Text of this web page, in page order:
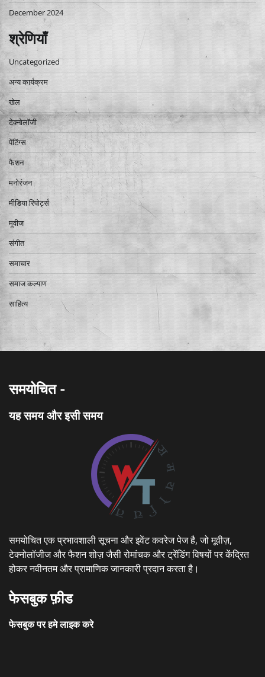
December 2024
श्रेणियाँ
Uncategorized
अन्य कार्यक्रम
खेल
टेक्नोलॉजी
पेंटिंग्स
फैशन
मनोरंजन
मीडिया रिपोर्ट्स
मूवीज
संगीत
समाचार
समाज कल्याण
साहित्य
समयोचित -
यह समय और इसी समय
समयोचित एक प्रभावशाली सूचना और इवेंट कवरेज पेज है, जो मूवीज़,
टेक्नोलॉजीज और फैशन शोज़ जैसी रोमांचक और ट्रेंडिंग विषयों पर केंद्रित
होकर नवीनतम और प्रामाणिक जानकारी प्रदान करता है।
फेसबुक फ़ीड
फेसबुक पर हमे लाइक करे